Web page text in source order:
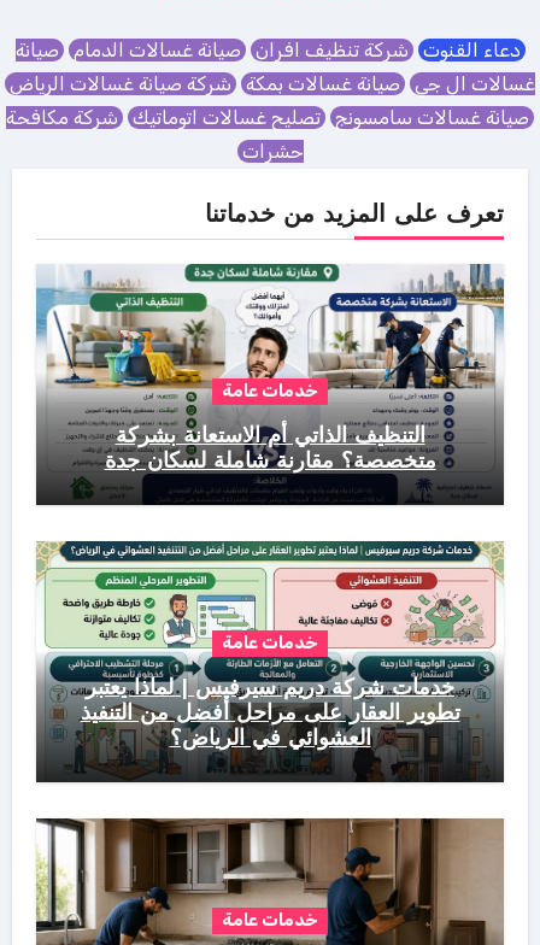
دعاء القنوت شركة تنظيف افران صيانة غسالات الدمام صيانة
غسالات ال جي صيانة غسالات بمكة شركة صيانة غسالات الرياض
صيانة غسالات سامسونج تصليح غسالات اتوماتيك شركة مكافحة
حشرات
تعرف على المزيد من خدماتنا
خدمات عامة
التنظيف الذاتي أم الاستعانة بشركة
متخصصة؟ مقارنة شاملة لسكان جدة
خدمات عامة
خدمات شركة دريم سيرفيس | لماذا يعتبر
تطوير العقار على مراحل أفضل من التنفيذ
العشوائي في الرياض؟
خدمات عامة